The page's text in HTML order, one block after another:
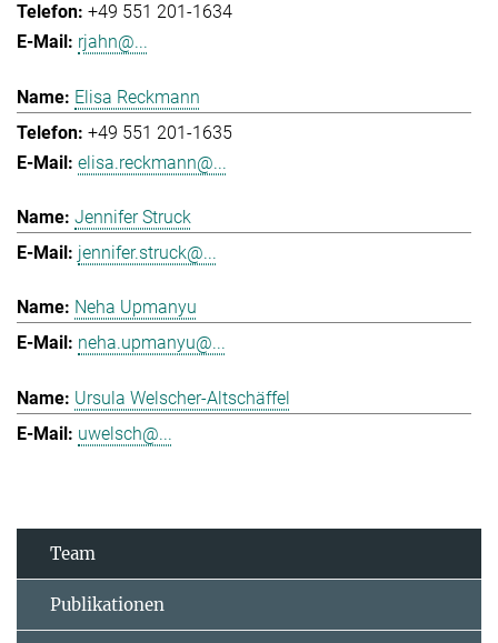
+49 551 201-1634
rjahn@...
Elisa Reckmann
+49 551 201-1635
elisa.reckmann@...
Jennifer Struck
jennifer.struck@...
Neha Upmanyu
neha.upmanyu@...
Ursula Welscher-Altschäffel
uwelsch@...
Team
Publikationen